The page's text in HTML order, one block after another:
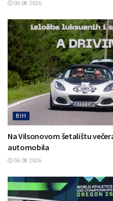
06.08.2026.
BIH
Na Vilsonovom šetalištu
automobila
06.08.2026.